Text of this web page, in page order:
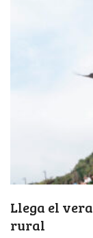
Llega el
rural